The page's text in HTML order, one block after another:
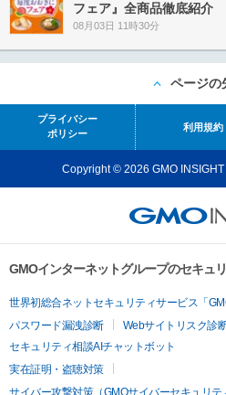
フェア』全商品徹底紹介
08月03日 11時30分
ページの
プライバシー
ポリシー
利用規約
Copyright © 2026 GMO INSIGHT
GMOインターネットグループのセキュ
世界初総合ネットセキュリティサービス「
パスワード漏洩診断
Webサイトリスク診
セキュリティ相談AIチャットボット
実在証明・盗聴対策
サイバー攻撃対策（GMOサイバーセキュリテ